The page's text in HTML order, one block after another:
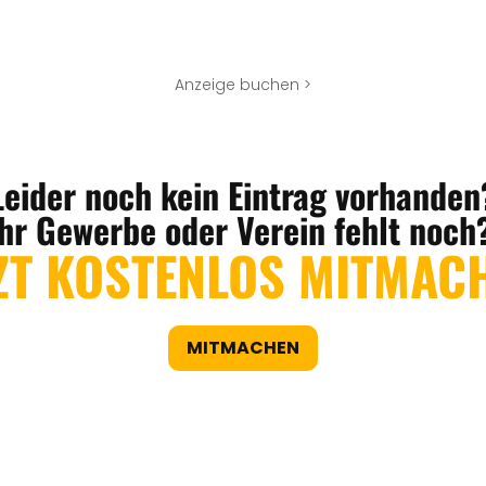
Anzeige buchen >
noch kein Eintrag
Gewerbe oder Verein fehlt
KOSTENLOS
MITMACHEN